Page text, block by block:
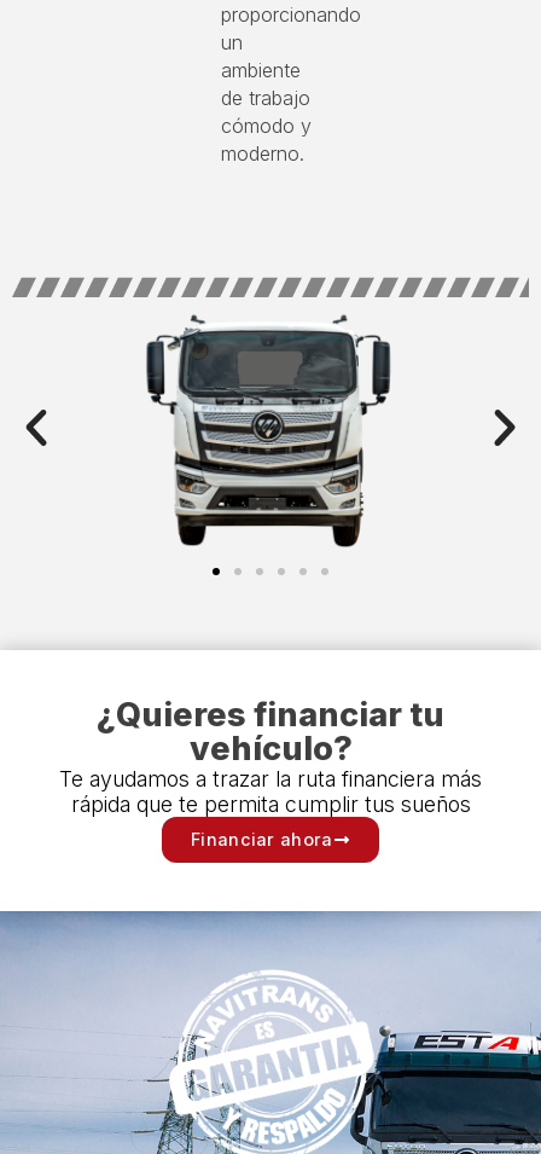
proporcionando
un
ambiente
de trabajo
cómodo y
moderno.
¿Quieres financiar tu
vehículo?
Te ayudamos a trazar la ruta financiera más
rápida que te permita cumplir tus sueños
Financiar ahora